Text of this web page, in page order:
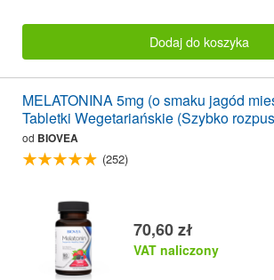
Dodaj do koszyka
MELATONINA 5mg (o smaku jagód
Tabletki Wegetariańskie (Szybko
od BIOVEA
(252)
70,60 zł
VAT naliczony